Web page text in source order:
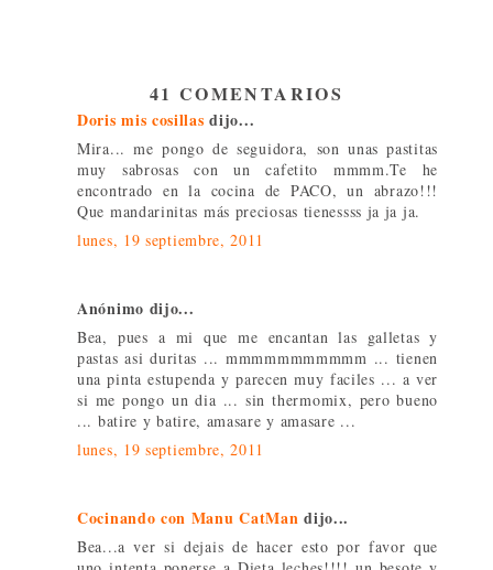
41 COMENTARIOS
Doris mis cosillas dijo...
Mira... me pongo de seguidora, son unas pastitas
muy sabrosas con un cafetito mmmm.Te he
encontrado en la cocina de PACO, un abrazo!!!
Que mandarinitas más preciosas tienessss ja ja ja.
lunes, 19 septiembre, 2011
Anónimo dijo...
Bea, pues a mi que me encantan las galletas y
pastas asi duritas ... mmmmmmmmmmm ... tienen
una pinta estupenda y parecen muy faciles ... a ver
si me pongo un dia ... sin thermomix, pero bueno
... batire y batire, amasare y amasare ...
lunes, 19 septiembre, 2011
Cocinando con Manu CatMan dijo...
Bea...a ver si dejais de hacer esto por favor que